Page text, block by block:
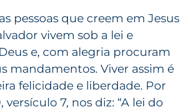
pessoas que creem em Jesus
vivem sob a lei e
e, com alegria procuram
mandamentos. Viver assim é
felicidade e liberdade. Por
versículo 7, nos diz: “A lei do